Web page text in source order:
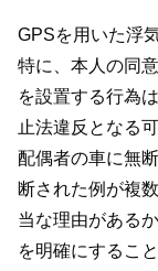
GPSを用いた浮
特に、本人の同
を設置する行為
止法違反となる
配偶者の車に無
断された例が複
当な理由がある
を明確にするこ